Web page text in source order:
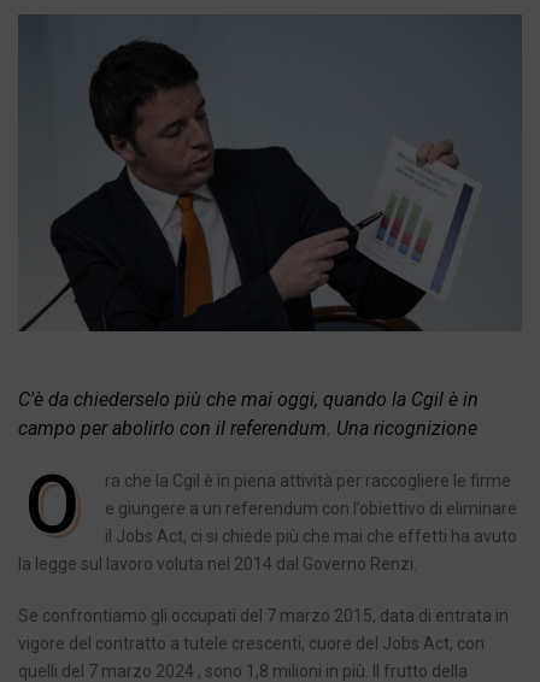
C'è da chiederselo più che mai oggi, quando la Cgil è in
campo per abolirlo con il referendum. Una ricognizione
O
ra che la Cgil è in piena attività per raccogliere le firme
e giungere a un referendum con l’obiettivo di eliminare
il Jobs Act, ci si chiede più che mai che effetti ha avuto
la legge sul lavoro voluta nel 2014 dal Governo Renzi.
Se confrontiamo gli occupati del 7 marzo 2015, data di entrata in
vigore del contratto a tutele crescenti, cuore del Jobs Act, con
quelli del 7 marzo 2024 , sono 1,8 milioni in più. Il frutto della